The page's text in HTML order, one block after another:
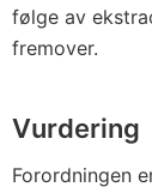
følge av
fremover.
Vurdering
Forordningen